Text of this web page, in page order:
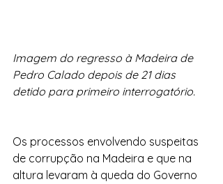
Imagem do regresso à Madeira de
Pedro Calado depois de 21 dias
detido para primeiro interrogatório.
Os processos envolvendo suspeitas
de corrupção na Madeira e que na
altura levaram à queda do Governo